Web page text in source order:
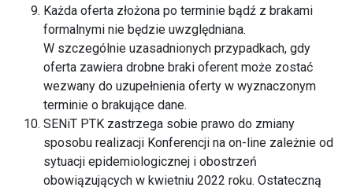
Każda oferta złożona po terminie bądź z brakami
formalnymi nie będzie uwzględniana.
W szczególnie uzasadnionych przypadkach, gdy
oferta zawiera drobne braki oferent może zostać
wezwany do uzupełnienia oferty w wyznaczonym
terminie o brakujące dane.
SENiT PTK zastrzega sobie prawo do zmiany
sposobu realizacji Konferencji na on-line zależnie od
sytuacji epidemiologicznej i obostrzeń
obowiązujących w kwietniu 2022 roku. Ostateczną